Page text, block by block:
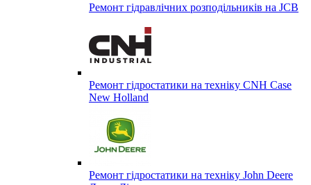
Ремонт гідравлічних розподільників на JCB
Ремонт гідростатики на техніку CNH Case
New Holland
Ремонт гідростатики на техніку John Deere